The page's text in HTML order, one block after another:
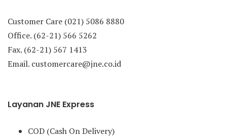
Customer Care (021) 5086 8880
Office. (62-21) 566 5262
Fax. (62-21) 567 1413
Email. customercare@jne.co.id
Layanan JNE Express
COD (Cash On Delivery)